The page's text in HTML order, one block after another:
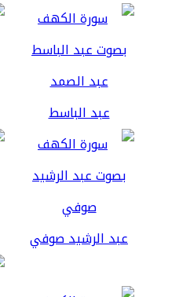
عبد الباسط
عبد الرشيد صوفي